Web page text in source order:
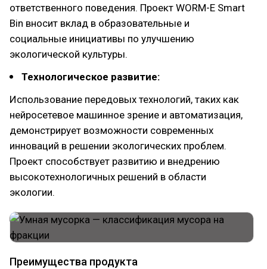
ответственного поведения. Проект WORM-E Smart
Bin вносит вклад в образовательные и
социальные инициативы по улучшению
экологической культуры.
Технологическое развитие:
Использование передовых технологий, таких как
нейросетевое машинное зрение и автоматизация,
демонстрирует возможности современных
инноваций в решении экологических проблем.
Проект способствует развитию и внедрению
высокотехнологичных решений в области
экологии.
Преимущества продукта